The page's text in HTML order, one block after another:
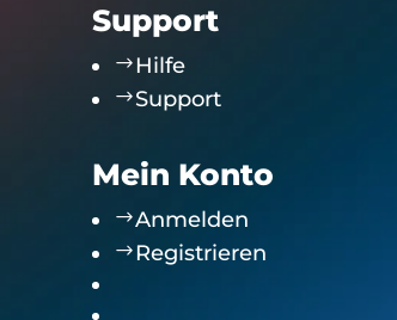
Support
$Hilfe
$Support
Mein Konto
$Anmelden
$Registrieren